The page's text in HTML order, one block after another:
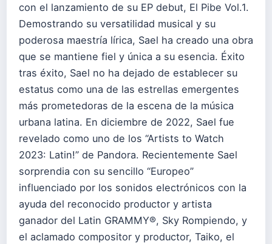
con el lanzamiento de su EP debut, El Pibe Vol.1.
Demostrando su versatilidad musical y su
poderosa maestría lírica, Sael ha creado una obra
que se mantiene fiel y única a su esencia. Éxito
tras éxito, Sael no ha dejado de establecer su
estatus como una de las estrellas emergentes
más prometedoras de la escena de la música
urbana latina. En diciembre de 2022, Sael fue
revelado como uno de los “Artists to Watch
2023: Latin!” de Pandora. Recientemente Sael
sorprendia con su sencillo “Europeo”
influenciado por los sonidos electrónicos con la
ayuda del reconocido productor y artista
ganador del Latin GRAMMY®, Sky Rompiendo, y
el aclamado compositor y productor, Taiko, el